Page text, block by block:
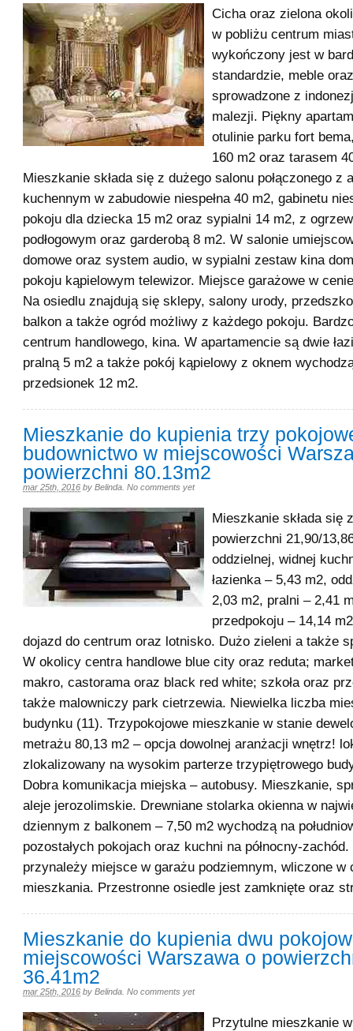
Cicha oraz zielona
w pobliżu centrum
wykończony jest w
standardzie, meble
sprowadzone z
malezji. Piękny
otulinie parku fort
160 m2 oraz tarasem
Mieszkanie składa się z dużego salonu połączonego z
kuchennym w zabudowie niespełna 40 m2, gabinetu
pokoju dla dziecka 15 m2 oraz sypialni 14 m2, z
podłogowym oraz garderobą 8 m2. W salonie
domowe oraz system audio, w sypialni zestaw kina
pokoju kąpielowym telewizor. Miejsce garażowe w
Na osiedlu znajdują się sklepy, salony urody,
balkon a także ogród możliwy z każdego pokoju.
centrum handlowego, kina. W apartamencie są dwie
pralną 5 m2 a także pokój kąpielowy z oknem
przedsionek 12 m2.
Mieszkanie do kupienia trzy
budownictwo w miejscowości
powierzchni 80.13m2
mar 25th, 2016 by Belinda No comments yet
Mieszkanie składa się
powierzchni 21,90/
oddzielnej, widnej
łazienka – 5,43 m2,
2,03 m2, pralni – 2,41
przedpokoju – 14,14
dojazd do centrum oraz lotnisko. Dużo zieleni a także
W okolicy centra handlowe blue city oraz reduta;
makro, castorama oraz black red white; szkoła oraz
także malowniczy park cietrzewia. Niewielka liczba
budynku (11). Trzypokojowe mieszkanie w stanie
metrażu 80,13 m2 – opcja dowolnej aranżacji wnętrz!
zlokalizowany na wysokim parterze trzypiętrowego
Dobra komunikacja miejska – autobusy. Mieszkanie,
aleje jerozolimskie. Drewniane stolarka okienna w
dziennym z balkonem – 7,50 m2 wychodzą na
pozostałych pokojach oraz kuchni na północny-
przynależy miejsce w garażu podziemnym, wliczone w
mieszkania. Przestronne osiedle jest zamknięte oraz
Mieszkanie do kupienia dwu
miejscowości Warszawa o
36.41m2
mar 25th, 2016 by Belinda No comments yet
Przytulne mieszkanie